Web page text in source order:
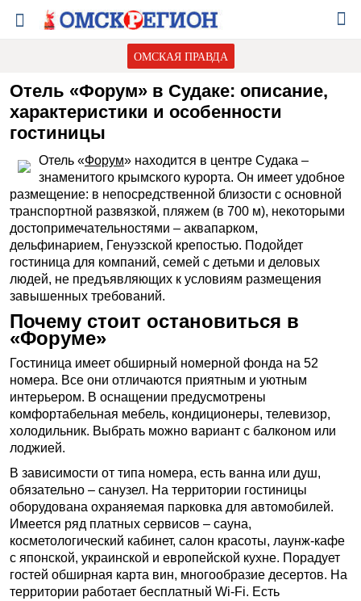
ОМСКАЯ ПРАВДА
Отель «Форум» в Судаке: описание,
характеристики и особенности
гостиницы
Отель «Форум» находится в центре Судака –
знаменитого крымского курорта. Он имеет удобное
размещение: в непосредственной близости с основной
транспортной развязкой, пляжем (в 700 м), некоторыми
достопримечательностями – аквапарком,
дельфинарием, Генуэзской крепостью. Подойдет
гостиница для компаний, семей с детьми и деловых
людей, не предъявляющих к условиям размещения
завышенных требований.
Почему стоит остановиться в
«Форуме»
Гостиница имеет обширный номерной фонда на 52
номера. Все они отличаются приятным и уютным
интерьером. В оснащении предусмотрены
комфортабельная мебель, кондиционеры, телевизор,
холодильник. Выбрать можно вариант с балконом или
лоджией.
В зависимости от типа номера, есть ванна или душ,
обязательно – санузел. На территории гостиницы
оборудована охраняемая парковка для автомобилей.
Имеется ряд платных сервисов – сауна,
косметологический кабинет, салон красоты, лаунж-кафе
с японской, украинской и европейской кухне. Порадует
гостей обширная карта вин, многообразие десертов. На
территории работает бесплатный Wi-Fi. Есть